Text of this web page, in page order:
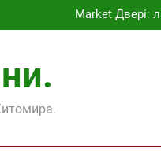
Як обрати чесне
Як обрати чесне